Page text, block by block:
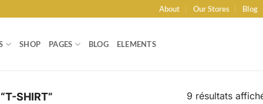
About Our Stores Blog
SHOP PAGES BLOG ELEMENTS
SHIRT”
9 résultats